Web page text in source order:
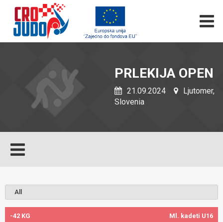
PRLEKIJA OPEN
21.09.2024
Ljutomer,
Slovenia
-42 KG Ml. kadeti U16